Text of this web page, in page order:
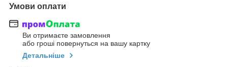
Умови оплати
Ви отримаєте замовлення
або гроші повернуться на вашу картку
Детальніше